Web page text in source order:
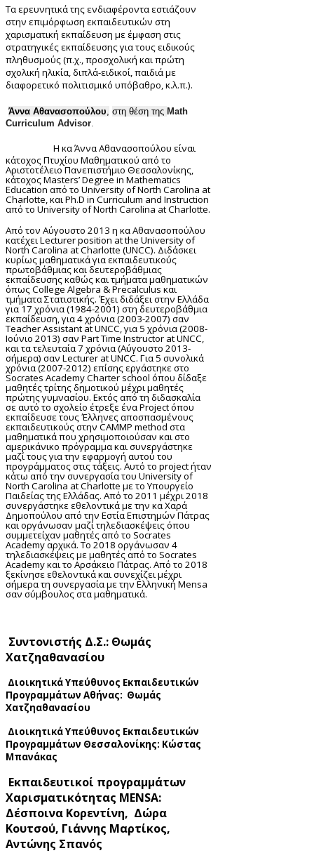
Τα ερευνητικά της ενδιαφέροντα εστιάζουν
στην επιμόρφωση εκπαιδευτικών στη
χαρισματική εκπαίδευση με έμφαση στις
στρατηγικές εκπαίδευσης για τους ειδικούς
πληθυσμούς (π.χ., προσχολική και πρώτη
σχολική ηλικία, διπλά-ειδικοί, παιδιά με
διαφορετικό πολιτισμικό υπόβαθρο, κ.λ.π.).
Άννα Αθανασοπούλου, στη θέση της Math
Curriculum Advisor.
Η κα Άννα Αθανασοπούλου είναι
κάτοχος Πτυχίου Μαθηματικού από το
Αριστοτέλειο Πανεπιστήμιο Θεσσαλονίκης,
κάτοχοςMasters’Degree in Mathematics
Education από το UniversityofNorth Carolina at
Charlotte, καιPh.D in Curriculum and Instruction
από το UniversityofNorth Carolina atCharlotte.
Από τον Αύγουστο 2013 η καΑθανασοπούλου
κατέχειLecturer position at the University of
North Carolina at Charlotte (UNCC). Διδάσκει
κυρίως μαθηματικά για εκπαιδευτικούς
πρωτοβάθμιας και δευτεροβάθμιας
εκπαίδευσης καθώς και τμήματα μαθηματικών
όπωςCollege Algebra &Precalculus και
τμήματα Στατιστικής. Έχει διδάξει στην Ελλάδα
για 17 χρόνια (1984-2001) στη δευτεροβάθμια
εκπαίδευση, για 4 χρόνια (2003-2007) σαν
TeacherAssistant atUNCC, για 5 χρόνια (2008-
Ιούνιο 2013) σαν PartTime Instructor atUNCC,
και τα τελευταία 7 χρόνια (Αύγουστο 2013-
σήμερα) σαν Lecturer atUNCC. Για 5 συνολικά
χρόνια (2007-2012) επίσης εργάστηκε στο
Socrates AcademyCharterschool όπου δίδαξε
μαθητές τρίτης δημοτικού μέχρι μαθητές
πρώτης γυμνασίου. Εκτός από τη διδασκαλία
σε αυτό το σχολείο έτρεξε έναProjectόπου
εκπαίδευσε τους Έλληνες αποσπασμένους
εκπαιδευτικούς στην CAMMP method στα
μαθηματικά που χρησιμοποιούσαν και στο
αμερικάνικο πρόγραμμα και συνεργάστηκε
μαζί τους για την εφαρμογή αυτού του
προγράμματος στις τάξεις. Αυτό το projectήταν
κάτω από την συνεργασία του Universityof
North Carolina atCharlotte με το Υπουργείο
Παιδείας της Ελλάδας. Από το 2011 μέχρι 2018
συνεργάστηκε εθελοντικά με την κα Χαρά
Δημοπούλου από την Εστία Επιστημών Πάτρας
και οργάνωσαν μαζί τηλεδιασκέψεις όπου
συμμετείχαν μαθητές από το Socrates
Academyαρχικά. Το 2018 οργάνωσαν 4
τηλεδιασκέψεις με μαθητές από το Socrates
Academyκαι το Αρσάκειο Πάτρας. Από το 2018
ξεκίνησε εθελοντικά και συνεχίζει μέχρι
σήμερα τη συνεργασία με την Ελληνική Mensa
σαν σύμβουλος στα μαθηματικά.
Συντονιστής Δ.Σ.: Θωμάς
Χατζηαθανασίου
Διοικητικά Υπεύθυνος Εκπαιδευτικών
Προγραμμάτων Αθήνας: Θωμάς
Χατζηαθανασίου
Διοικητικά Υπεύθυνος Εκπαιδευτικών
Προγραμμάτων Θεσσαλονίκης: Κώστας
Μπανάκας
Εκπαιδευτικοί προγραμμάτων
Χαρισματικότητας MENSA:
Δέσποινα Κορεντίνη, Δώρα
Κουτσού, Γιάννης Μαρτίκος,
Αντώνης Σπανός